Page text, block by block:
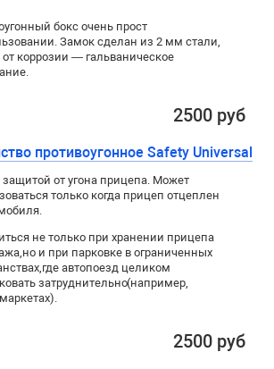
бокс очень прост
Замок сделан из 2 мм стали,
коррозии — гальваническое
2500 руб
противоугонное Safety Universal
от угона прицепа. Может
только когда прицеп отцеплен
не только при хранении прицепа
,но и при парковке в ограниченных
,где автопоезд целиком
затруднительно(например,
2500 руб